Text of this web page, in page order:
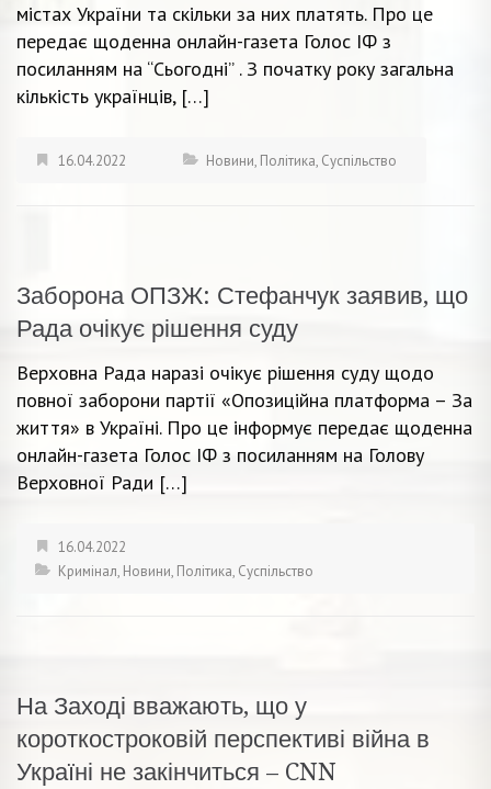
містах України та скільки за них платять. Про це
передає щоденна онлайн-газета Голос ІФ з
посиланням на “Сьогодні” . З початку року загальна
кількість українців, […]
16.04.2022 Новини, Політика, Суспільство
Заборона ОПЗЖ: Стефанчук заявив, що
Рада очікує рішення суду
Верховна Рада наразі очікує рішення суду щодо
повної заборони партії «Опозиційна платформа – За
життя» в Україні. Про це інформує передає щоденна
онлайн-газета Голос ІФ з посиланням на Голову
Верховної Ради […]
16.04.2022
Кримінал, Новини, Політика, Суспільство
На Заході вважають, що у
короткостроковій перспективі війна в
Україні не закінчиться – CNN